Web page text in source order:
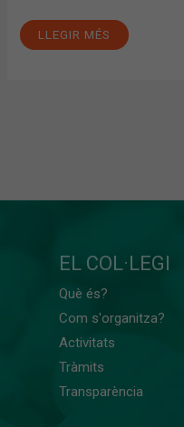
LLEGIR MÉS
EL COL·LEGI
Què és?
Com s'organitza?
Activitats
Tràmits
Transparència